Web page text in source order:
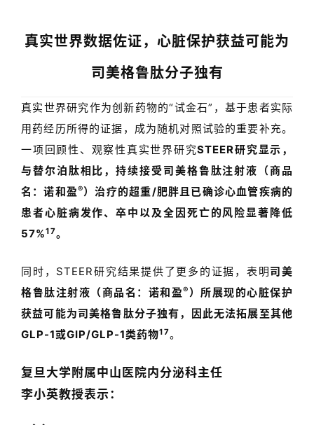
真实世界数据佐证， 心脏保护获益可能为
司美格鲁肽分子独有
真实世界研究作为创新药物的“试金石” ， 基于患者实际
用药经历所得的证据，成为随机对照试验的重要补充。
一项回顾性、观察性真实世界研究STEER研究显示，
与替尔泊肽相比，持续接受司美格鲁肽注射液（商品
名：诺和盈®）治疗的超重/肥胖且已确诊心血管疾病的
患者心脏病发作、卒中以及全因死亡的风险显著降低
57%17。
同时， STEER研究结果提供了更多的证据，表明 司美
格鲁肽注射液（商品名：诺和盈® ）所展现的心脏保护
获益可能为司美格鲁肽分子独有，因此无法拓展至其他
GLP-1或GIP/GLP-1类药物17。
复旦大学附属中山医院内分泌科主任
李小英教授表示：